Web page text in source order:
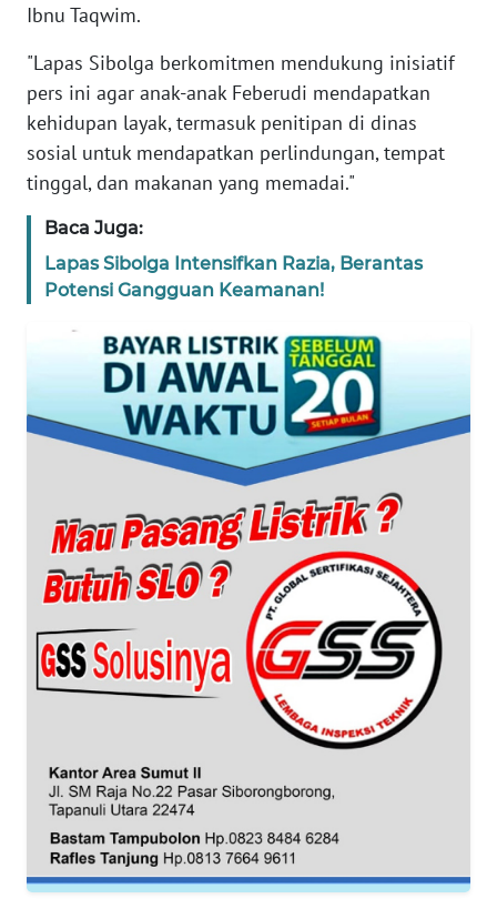
Ibnu Taqwim.
"Lapas Sibolga berkomitmen mendukung inisiatif
pers ini agar anak-anak Feberudi mendapatkan
kehidupan layak, termasuk penitipan di dinas
sosial untuk mendapatkan perlindungan, tempat
tinggal, dan makanan yang memadai."
Baca Juga:
Lapas Sibolga Intensifkan Razia, Berantas
Potensi Gangguan Keamanan!
KARIR
DISCLAIMER
Wahana
Regional
SUMUT
JAKARTA
WN
BANTEN
WN
NTT
WN
PAPUA
WN